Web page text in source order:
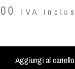
IVA
Aggiungi al carrello